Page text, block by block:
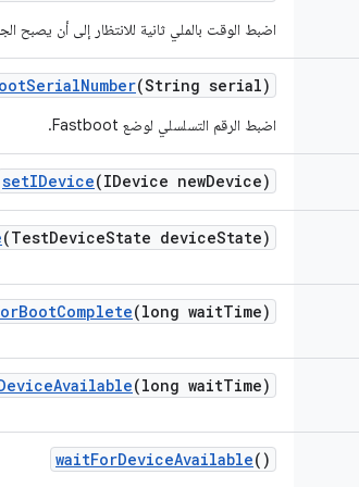
اضبط الوقت بالملي ثانية للانتظار إلى أن يصبح
SerialNumber(String serial)
اضبط الرقم التسلسلي لوضع Fastboot.
setIDevice(IDevice newDevice)
(TestDeviceState deviceState)
BootComplete(long waitTime)
Available(long waitTime)
waitForDeviceAvailable()